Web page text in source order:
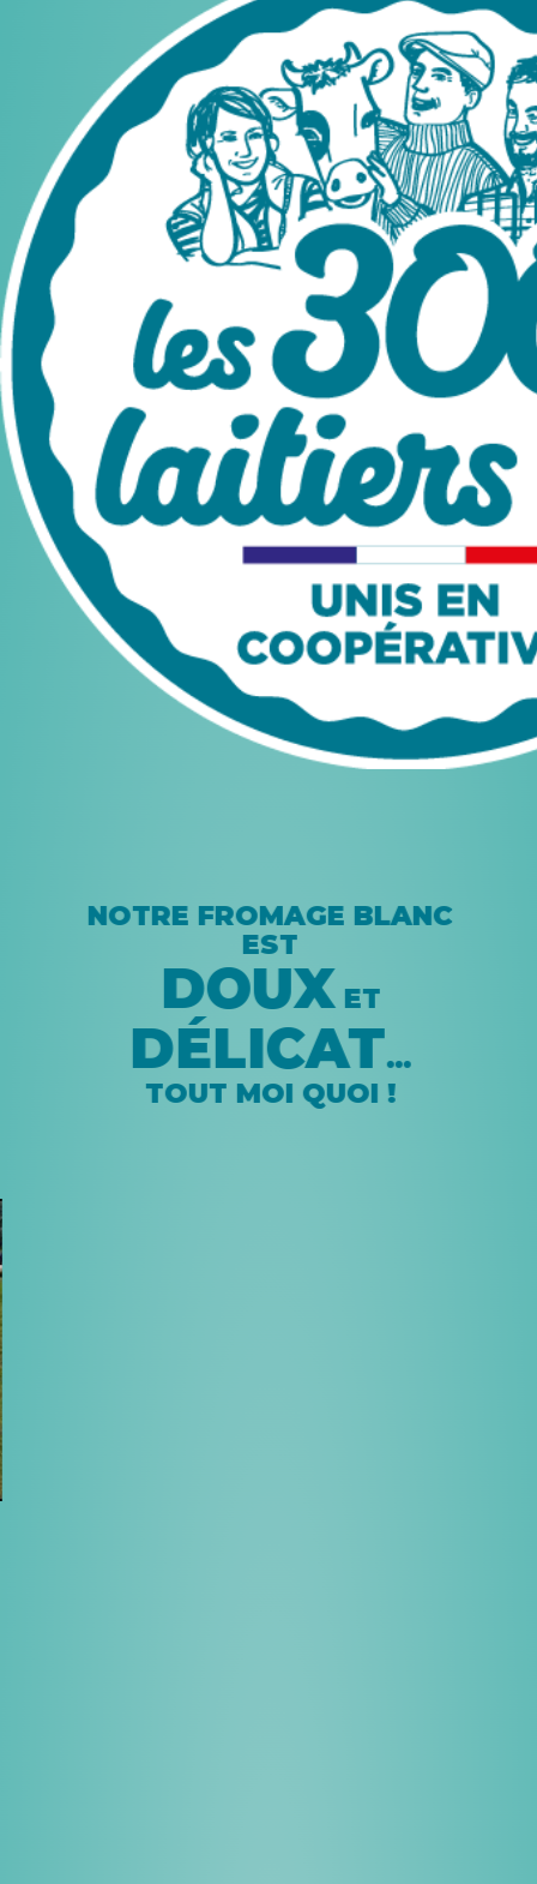
NOTRE FROMAGE BLANC
EST
DOUXET
DÉLICAT…
TOUT MOI QUOI !